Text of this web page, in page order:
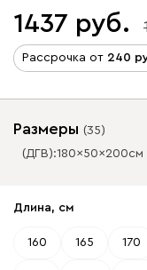
1437
Рассрочка от 240
Размеры (35)
(ДГВ):180 ✕ 50 ✕ 200см
Длина, см
160 165 170